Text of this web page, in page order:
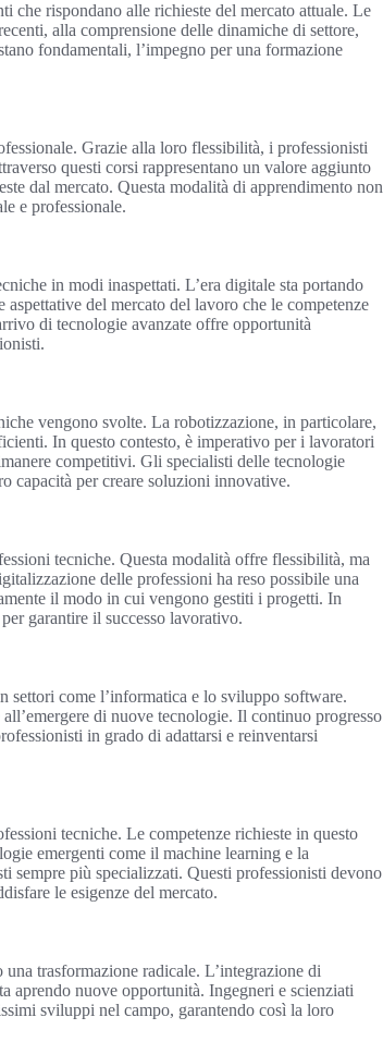
che rispondano alle richieste del mercato attuale. Le
alla comprensione delle dinamiche di settore,
fondamentali, l’impegno per una formazione
Grazie alla loro flessibilità, i professionisti
questi corsi rappresentano un valore aggiunto
dal mercato. Questa modalità di apprendimento non
e professionale.
in modi inaspettati. L’era digitale sta portando
del mercato del lavoro che le competenze
di tecnologie avanzate offre opportunità
vengono svolte. La robotizzazione, in particolare,
In questo contesto, è imperativo per i lavoratori
competitivi. Gli specialisti delle tecnologie
capacità per creare soluzioni innovative.
tecniche. Questa modalità offre flessibilità, ma
delle professioni ha reso possibile una
il modo in cui vengono gestiti i progetti. In
garantire il successo lavorativo.
settori come l’informatica e lo sviluppo software.
di nuove tecnologie. Il continuo progresso
in grado di adattarsi e reinventarsi
tecniche. Le competenze richieste in questo
emergenti come il machine learning e la
sempre più specializzati. Questi professionisti devono
le esigenze del mercato.
trasformazione radicale. L’integrazione di
aprendo nuove opportunità. Ingegneri e scienziati
sviluppi nel campo, garantendo così la loro